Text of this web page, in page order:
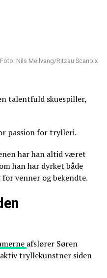
Foto: Nils Meilvang/Ritzau Scanpix
talentfuld skuespiller,
passion for trylleri.
har han altid været
han har dyrket både
venner og bekendte.
afslører Søren
tryllekunstner siden